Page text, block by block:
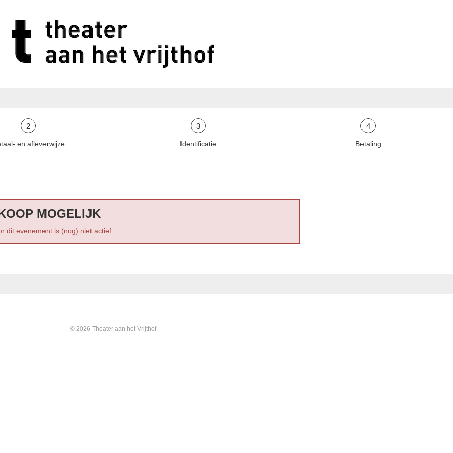
2
en afleverwijze
3
Identificatie
4
Betaling
MOGELIJK
dit evenement is (nog) niet actief.
© 2026 Theater aan het Vrijthof